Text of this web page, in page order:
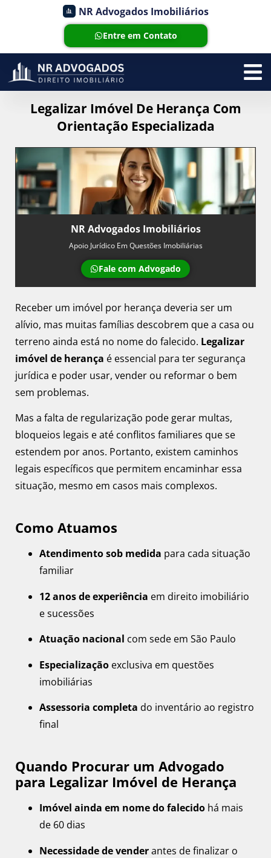
NR Advogados Imobiliários
Entre em Contato
Legalizar Imóvel De Herança Com
Orientação Especializada
NR Advogados Imobiliários
Apoio Jurídico Em Questões Imobiliárias
Fale com Advogado
Receber um imóvel por herança deveria ser um
alívio, mas muitas famílias descobrem que a casa ou
terreno ainda está no nome do falecido. Legalizar
imóvel de herança é essencial para ter segurança
jurídica e poder usar, vender ou reformar o bem
sem problemas.
Mas a falta de regularização pode gerar multas,
bloqueios legais e até conflitos familiares que se
estendem por anos. Portanto, existem caminhos
legais específicos que permitem encaminhar essa
situação, mesmo em casos mais complexos.
Como Atuamos
Atendimento sob medida para cada situação
familiar
12 anos de experiência em direito imobiliário
e sucessões
Atuação nacional com sede em São Paulo
Especialização exclusiva em questões
imobiliárias
Assessoria completa do inventário ao registro
final
Quando Procurar um Advogado
para Legalizar Imóvel de Herança
Imóvel ainda em nome do falecido há mais
de 60 dias
Necessidade de venderantes de finalizar o